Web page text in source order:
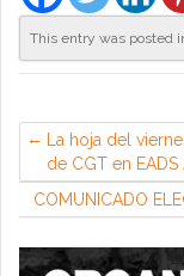
This entry was posted
La hoja del
de CGT en EADS
COMUNICADO